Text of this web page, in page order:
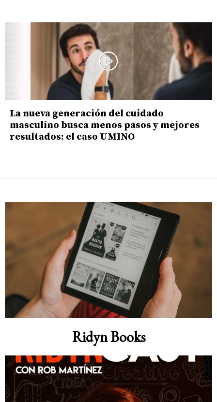
La nueva generación del cuidado
masculino busca menos pasos y mejores
resultados: el caso UMINO
Ridyn Books